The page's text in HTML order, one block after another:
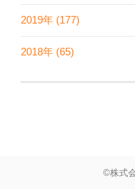
2019年 (177)
2018年 (65)
©株式